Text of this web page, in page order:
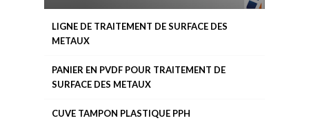
ELECTROLYTIQUE
EN SERIE CUVE
LIGNE DE TRAITEMENT DE SURFACE DES
METAUX
PANIER EN PVDF POUR TRAITEMENT DE
SURFACE DES METAUX
CUVE TAMPON PLASTIQUE PPH